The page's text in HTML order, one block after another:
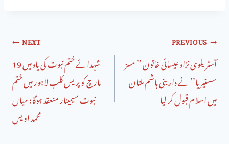
PREVIOUS
آسٹریلوی نزاد عیسائی خاتون ’’ مسز
سسنیریا’’ نے داربنی ہاشم ملتان
میں اسلام قبول کر لیا
NEXT
شہدائے ختم نبوت کی یاد میں 19
مارچ کو پریس کلب لاہور میں ختم
نبوت سیمینار منعقد ہوگا: میاں
محمد اویس